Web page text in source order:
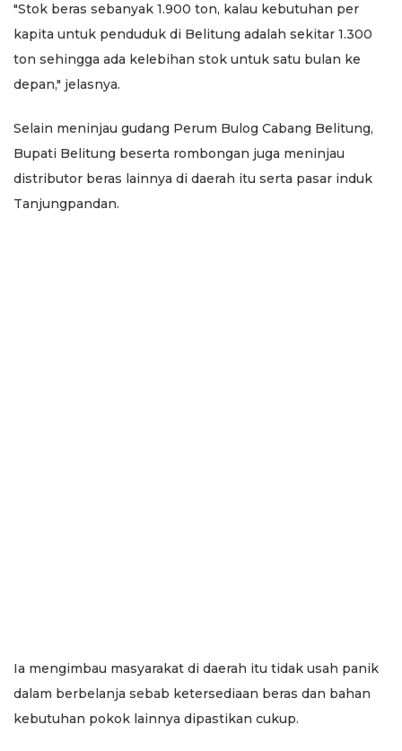
"Stok beras sebanyak 1.900 ton, kalau kebutuhan per
kapita untuk penduduk di Belitung adalah sekitar 1.300
ton sehingga ada kelebihan stok untuk satu bulan ke
depan," jelasnya.
Selain meninjau gudang Perum Bulog Cabang Belitung,
Bupati Belitung beserta rombongan juga meninjau
distributor beras lainnya di daerah itu serta pasar induk
Tanjungpandan.
Ia mengimbau masyarakat di daerah itu tidak usah panik
dalam berbelanja sebab ketersediaan beras dan bahan
kebutuhan pokok lainnya dipastikan cukup.